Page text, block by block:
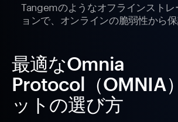
Tangemのようなオフラインスト
ョンで、オンラインの脆弱性から保
最適なOmnia
Protocol（OMNIA
ットの選び方